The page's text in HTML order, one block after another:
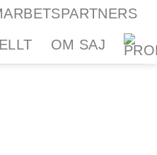
OM SAJ